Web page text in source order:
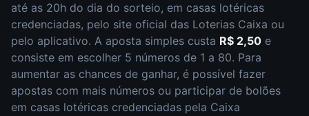
até as 20h do dia do sorteio, em casas lotéricas
credenciadas, pelo site oficial das Loterias Caixa ou
pelo aplicativo. A aposta simples custa R$ 2,50 e
consiste em escolher 5 números de 1 a 80. Para
aumentar as chances de ganhar, é possível fazer
apostas com mais números ou participar de bolões
em casas lotéricas credenciadas pela Caixa